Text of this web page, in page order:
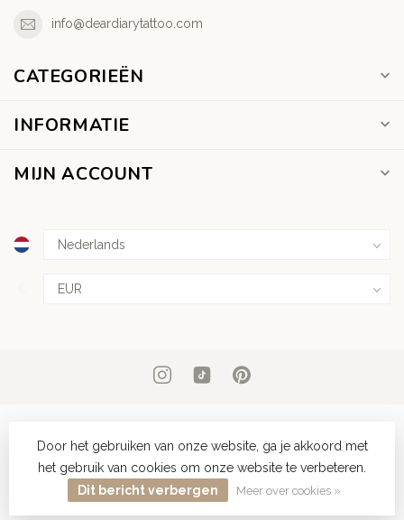
info@deardiarytattoo.com
CATEGORIEËN
INFORMATIE
MIJN ACCOUNT
© Copyright 2026 Dear Diary Tattoo
Door het gebruiken van onze website, ga je akkoord met
het gebruik van cookies om onze website te verbeteren.
Dit bericht verbergen
Meer over cookies »